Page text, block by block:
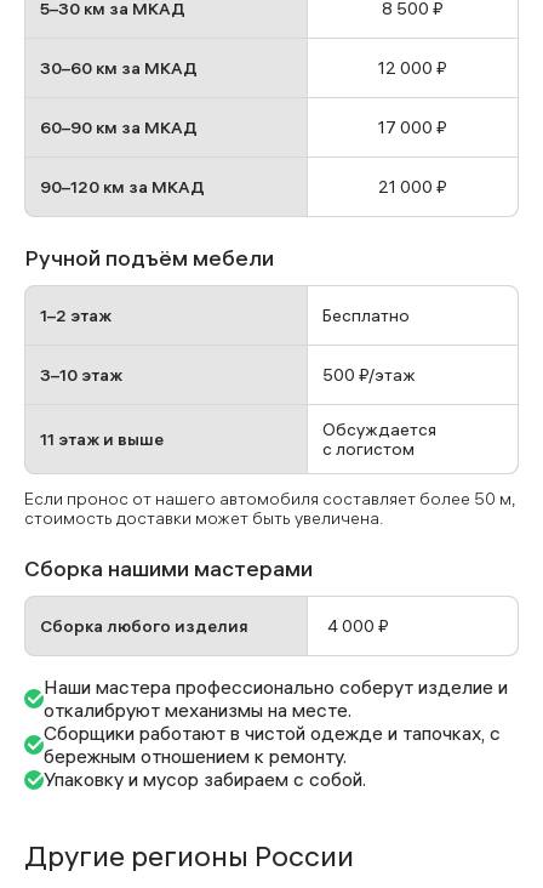
5–30 км за МКАД
30–60 км за МКАД
60–90 км за МКАД
90–120 км за МКАД
8 500 ₽
12 000 ₽
17 000 ₽
21 000 ₽
Ручной подъём мебели
1–2 этаж
3–10 этаж
11 этаж и выше
Бесплатно
500 ₽/этаж
Обсуждается
с логистом
Если пронос от нашего автомобиля составляет более 50 м,
стоимость доставки может быть увеличена.
Сборка нашими мастерами
Сборка любого изделия 4 000 ₽
Наши мастера профессионально соберут изделие и
откалибруют механизмы на месте.
Сборщики работают в чистой одежде и тапочках, с
бережным отношением к ремонту.
Упаковку и мусор забираем с собой.
Другие регионы России